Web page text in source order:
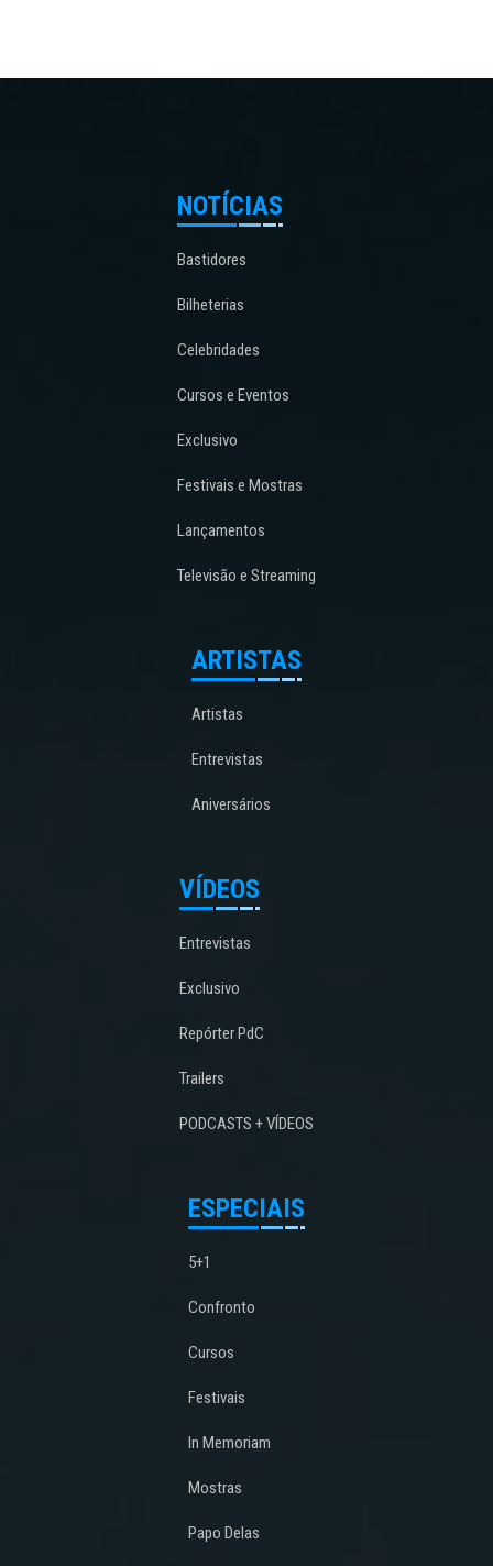
NOTÍCIAS
Bastidores
Bilheterias
Celebridades
Cursos e Eventos
Exclusivo
Festivais e Mostras
Lançamentos
Televisão e Streaming
ARTISTAS
Artistas
Entrevistas
Aniversários
VÍDEOS
Entrevistas
Exclusivo
Repórter PdC
Trailers
PODCASTS + VÍDEOS
ESPECIAIS
5+1
Confronto
Cursos
Festivais
In Memoriam
Mostras
Papo Delas